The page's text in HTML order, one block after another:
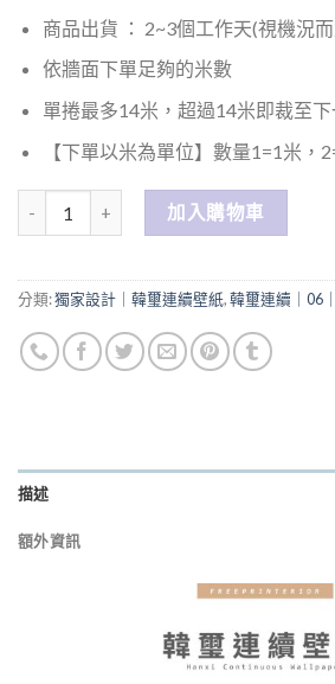
商品出貨 ： 2~3個工作天(視機況
依牆面下單足夠的米數
單捲最多14米，超過14米即裁至下
【下單以米為單位】數量1=1米，
加入購物車
分類:獨家設計｜韓璽連續壁紙,韓璽連續｜06
描述
額外資訊